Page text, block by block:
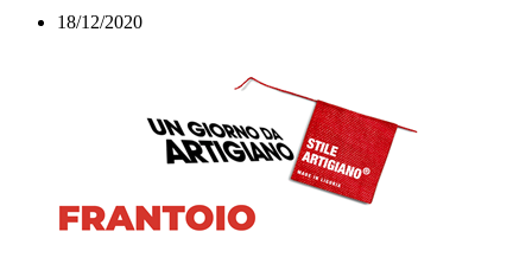
18/12/2020